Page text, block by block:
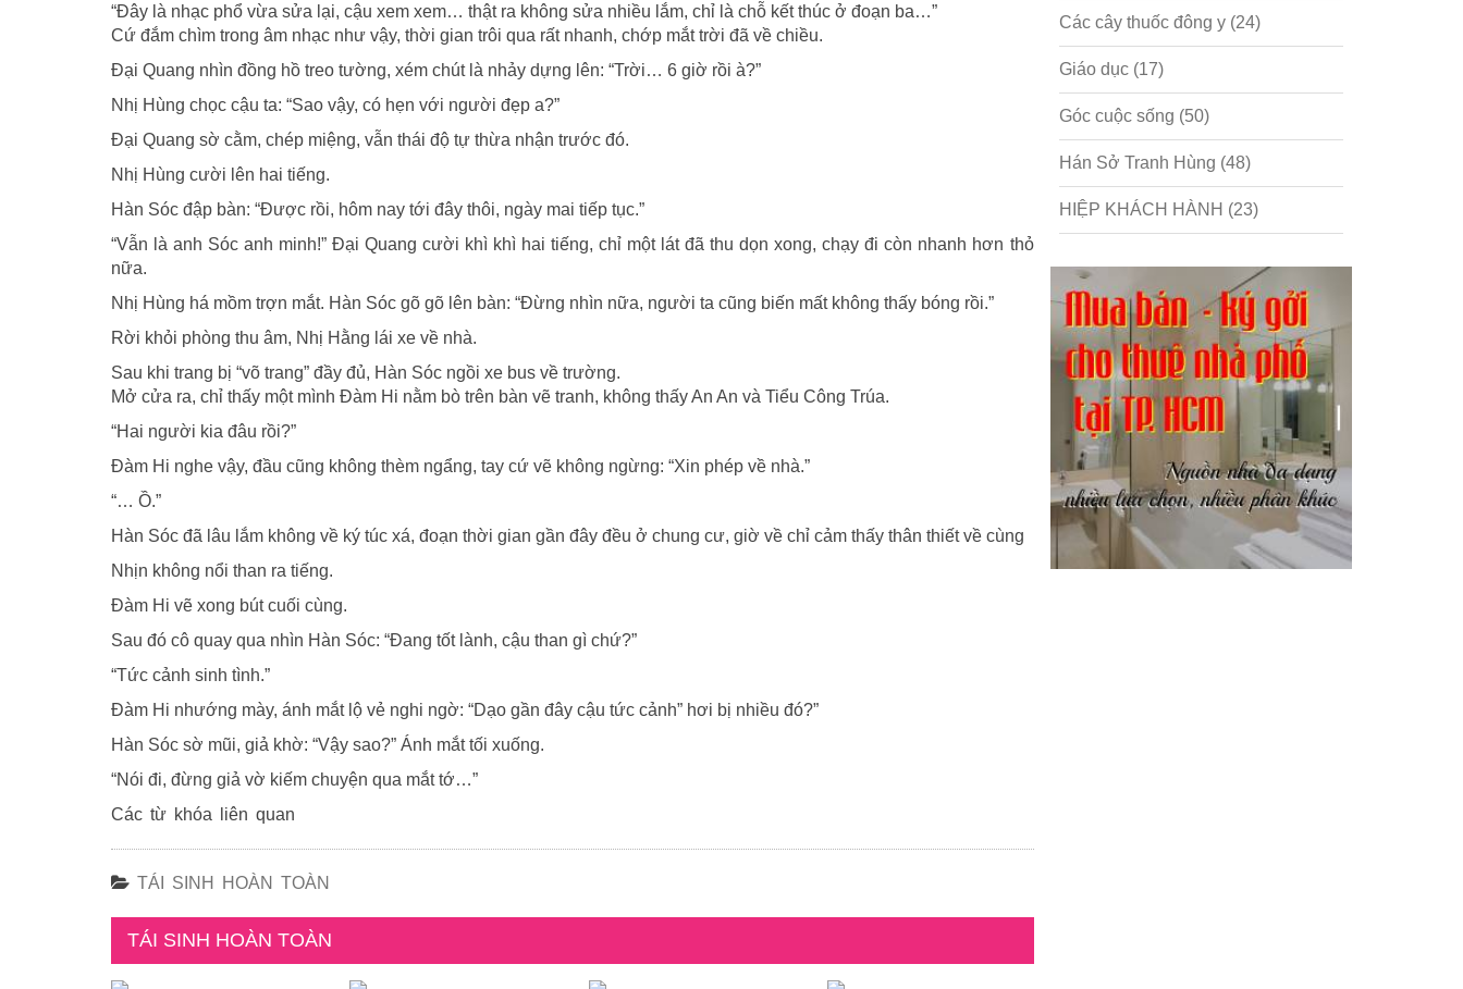
“Đây là nhạc phổ vừa sửa lại, cậu xem xem… thật ra không sửa nhiều lắm, chỉ là chỗ kết thúc ở đoạn ba…”
Cứ đắm chìm trong âm nhạc như vậy, thời gian trôi qua rất nhanh, chớp mắt trời đã về chiều.
Đại Quang nhìn đồng hồ treo tường, xém chút là nhảy dựng lên: “Trời… 6 giờ rồi à?”
Nhị Hùng chọc cậu ta: “Sao vậy, có hẹn với người đẹp a?”
Đại Quang sờ cằm, chép miệng, vẫn thái độ tự thừa nhận trước đó.
Nhị Hùng cười lên hai tiếng.
Hàn Sóc đập bàn: “Được rồi, hôm nay tới đây thôi, ngày mai tiếp tục.”
“Vẫn là anh Sóc anh minh!” Đại Quang cười khì khì hai tiếng, chỉ một lát đã thu dọn xong, chạy đi còn nhanh hơn thỏ
nữa.
Nhị Hùng há mồm trợn mắt. Hàn Sóc gõ gõ lên bàn: “Đừng nhìn nữa, người ta cũng biến mất không thấy bóng rồi.”
Rời khỏi phòng thu âm, Nhị Hằng lái xe về nhà.
Sau khi trang bị “võ trang” đầy đủ, Hàn Sóc ngồi xe bus về trường.
Mở cửa ra, chỉ thấy một mình Đàm Hi nằm bò trên bàn vẽ tranh, không thấy An An và Tiểu Công Trúa.
“Hai người kia đâu rồi?”
Đàm Hi nghe vậy, đầu cũng không thèm ngẩng, tay cứ vẽ không ngừng: “Xin phép về nhà.”
“… Ồ.”
Hàn Sóc đã lâu lắm không về ký túc xá, đoạn thời gian gần đây đều ở chung cư, giờ về chỉ cảm thấy thân thiết về cùng
Nhịn không nổi than ra tiếng.
Đàm Hi vẽ xong bút cuối cùng.
Sau đó cô quay qua nhìn Hàn Sóc: “Đang tốt lành, cậu than gì chứ?”
“Tức cảnh sinh tình.”
Đàm Hi nhướng mày, ánh mắt lộ vẻ nghi ngờ: “Dạo gần đây cậu tức cảnh” hơi bị nhiều đó?”
Hàn Sóc sờ mũi, giả khờ: “Vậy sao?” Ánh mắt tối xuống.
“Nói đi, đừng giả vờ kiếm chuyện qua mắt tớ…”
Các từ khóa liên quan
TÁI SINH HOÀN TOÀN
TÁI SINH HOÀN TOÀN
Các cây thuốc đông y(24)
Giáo dục(17)
Góc cuộc sống (50)
Hán Sở Tranh Hùng (48)
HIỆP KHÁCH HÀNH (23)
Kinh tế(1)
Kỹ năng(18)
Liên Thành quyết(13)
LỘC ĐỈNH KÝ (52)
Nước ngoài(5)
Phi Hồ ngoại truyện